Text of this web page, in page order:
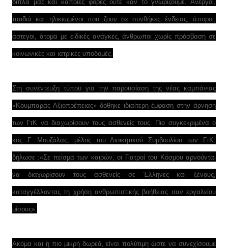
δίπλα μας και κάποιες φορές ούτε καν το γνωρίζουμε. Άνεργοι,
παιδιά και ηλικιωμένοι που ζουν σε συνθήκες ένδειας, άποροι,
άστεγοι, άτομα με ειδικές ανάγκες, άνθρωποι χωρίς πρόσβαση σε
κοινωνικές και ιατρικές υποδομές.
Στη συνέντευξη τύπου για την παρουσίαση της νέας καμπάνιας
«Κουμπαράς Αξιοπρέπειας» δόθηκε ιδιαίτερη έμφαση στην άρνηση
των ΓτΚ να διαχωρίσουν τους ασθενείς τους. Πιο συγκεκριμένα ο
κος Γ. Μουζάλας, μέλος του Διοικητικού Συμβουλίου των ΓτΚ,
δήλωσε :«Σε πείσμα των καιρών, οι Γιατροί του Κόσμου αρνούνται
να διαχωρίσουν τους ασθενείς σε Έλληνες και ξένους,
καταγγέλλοντας τη χρήση ανθρωπιστικής βοήθειας σαν εργαλείου
μίσους».
Ακόμα και η πιο μικρή δωρεά, είναι πολύτιμη ώστε να συνεχίσουμε